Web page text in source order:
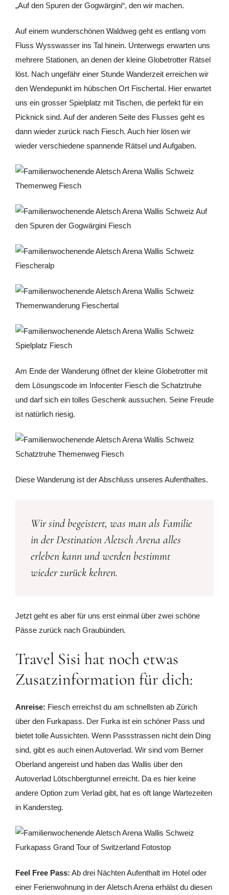
„Auf den Spuren der Gogwärgini“, den wir machen.
Auf einem wunderschönen Waldweg geht es entlang vom
Fluss Wysswasser ins Tal hinein. Unterwegs erwarten uns
mehrere Stationen, an denen der kleine Globetrotter Rätsel
löst. Nach ungefähr einer Stunde Wanderzeit erreichen wir
den Wendepunkt im hübschen Ort Fischertal. Hier erwartet
uns ein grosser Spielplatz mit Tischen, die perfekt für ein
Picknick sind. Auf der anderen Seite des Flusses geht es
dann wieder zurück nach Fiesch. Auch hier lösen wir
wieder verschiedene spannende Rätsel und Aufgaben.
Am Ende der Wanderung öffnet der kleine Globetrotter mit
dem Lösungscode im Infocenter Fiesch die Schatztruhe
und darf sich ein tolles Geschenk aussuchen. Seine Freude
ist natürlich riesig.
Diese Wanderung ist der Abschluss unseres Aufenthaltes.
Wir sind begeistert, was man als Familie
in der Destination Aletsch Arena alles
erleben kann und werden bestimmt
wieder zurück kehren.
Jetzt geht es aber für uns erst einmal über zwei schöne
Pässe zurück nach Graubünden.
Travel Sisi hat noch etwas
Zusatzinformation für dich:
Anreise: Fiesch erreichst du am schnellsten ab Zürich
über den Furkapass. Der Furka ist ein schöner Pass und
bietet tolle Aussichten. Wenn Passstrassen nicht dein Ding
sind, gibt es auch einen Autoverlad. Wir sind vom Berner
Oberland angereist und haben das Wallis über den
Autoverlad Lötschbergtunnel erreicht. Da es hier keine
andere Option zum Verlad gibt, hat es oft lange Wartezeiten
in Kandersteg.
Feel Free Pass: Ab drei Nächten Aufenthalt im Hotel oder
einer Ferienwohnung in der Aletsch Arena erhälst du diesen